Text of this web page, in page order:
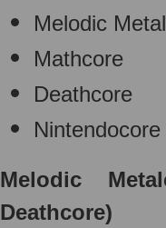
Melodic
Mathcore
Deathcore
Nintendocore
Melodic
Deathcore)